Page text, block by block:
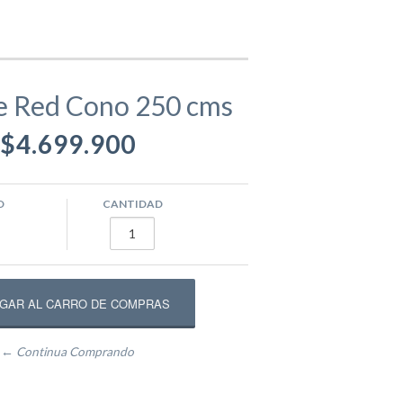
Máquinas de Ejercicio
Circuito Fitness
Red Cono 250 cms
$4.699.900
CANTIDAD
← Continua Comprando